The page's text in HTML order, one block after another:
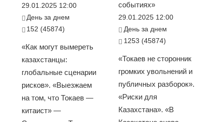
29.01.2025 12:00
День за днем
152 (45874)
«Как могут вымереть
казахстанцы:
глобальные сценарии
рисков». «Выезжаем
на том, что Токаев —
китаист» —
событиях»
29.01.2025 12:00
День за днем
1253 (45874)
«Токаев не сторонник
громких увольнений и
публичных разборок».
«Риски для
Казахстана». «В